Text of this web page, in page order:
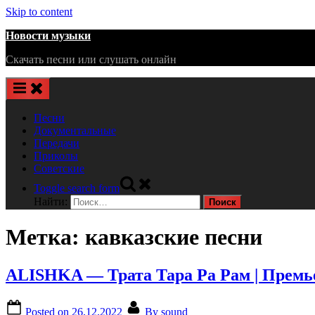
Skip to content
Новости музыки
Скачать песни или слушать онлайн
Песни
Документальные
Передачи
Приколы
Советские
Toggle search form
Найти:
Метка: кавказские песни
ALISHKA — Трата Тара Ра Рам |
Posted on 26.12.2022 By sound